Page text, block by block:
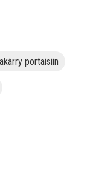
portaisiin